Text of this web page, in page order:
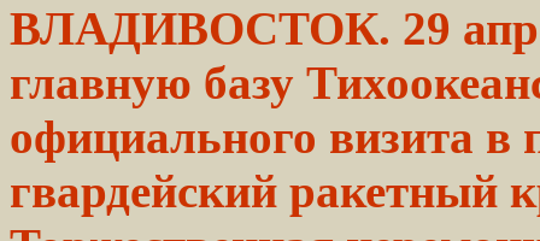
ВЛАДИВОСТОК. 29
главную базу
официального визита
гвардейский ракетный